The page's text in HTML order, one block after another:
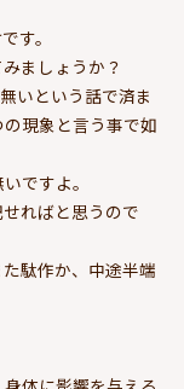
す。
ましょうか？
いという話で済ま
現象と言う事で如
ですよ。
ればと思うので
駄作か、中途半端